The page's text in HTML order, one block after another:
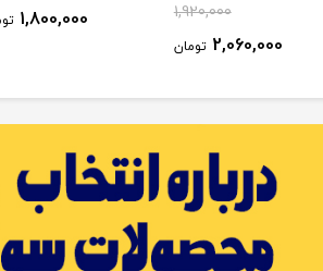
1,920,000
2,060,000 تومان
1,800,000